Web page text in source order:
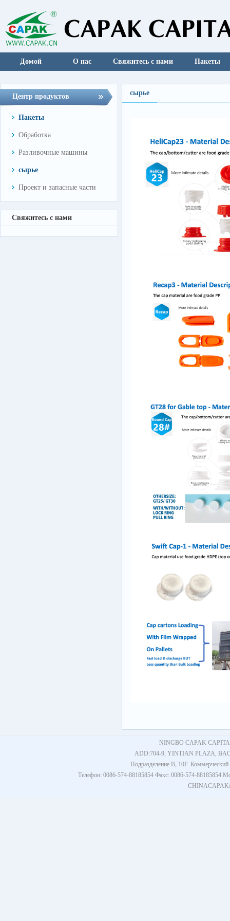
Домой О нас Свяжитесь с нами Пакеты
Центр продуктов
Пакеты
Обработка
Разливочные машины
сырье
Проект и запасные части
Свяжитесь с нами
сырье
NINGBO CAPAK
ADD:704-9, YINTIAN PLAZA,
Подразделение B, 10F.
Телефон: 0086-574-88185854 Факс: 0086-574-88185854